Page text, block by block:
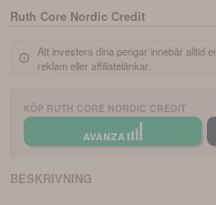
Ruth Core Nordic Credit
Att investera dina pengar innebär alltid
reklam eller affiliatelänkar.
KÖP RUTH CORE NORDIC CREDIT
BESKRIVNING